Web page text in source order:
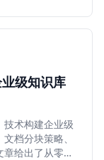
级知识库
技术构建企业级
档分块策略、
给出了从零到